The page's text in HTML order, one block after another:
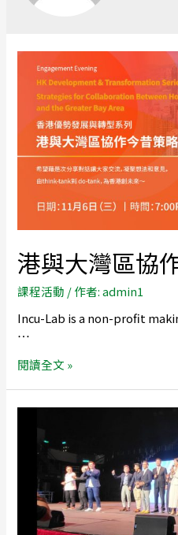
港與大灣區協
課程活動 / 作者:admin1
Incu-Lab is a non-profit
…
閱讀全文 »